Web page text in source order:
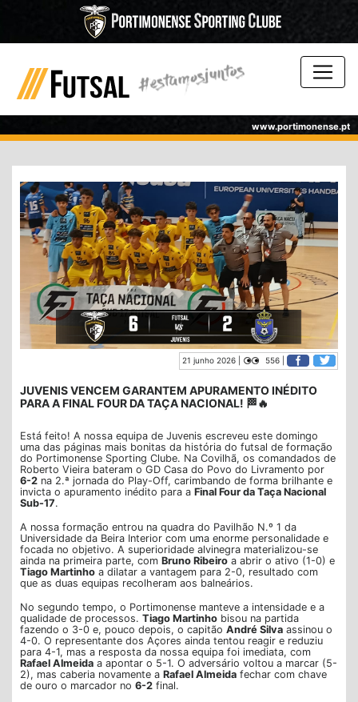
www.portimonense.pt
21 junho 2026 | 556 |
JUVENIS VENCEM GARANTEM APURAMENTO INÉDITO
PARA A FINAL FOUR DA TAÇA NACIONAL! 🏁🔥
Está feito! A nossa equipa de Juvenis escreveu este domingo
uma das páginas mais bonitas da história do futsal de formação
do Portimonense Sporting Clube. Na Covilhã, os comandados de
Roberto Vieira bateram o GD Casa do Povo do Livramento por
6-2 na 2.ª jornada do Play-Off, carimbando de forma brilhante e
invicta o apuramento inédito para a Final Four da Taça Nacional
Sub-17.
A nossa formação entrou na quadra do Pavilhão N.º 1 da
Universidade da Beira Interior com uma enorme personalidade e
focada no objetivo. A superioridade alvinegra materializou-se
ainda na primeira parte, com Bruno Ribeiro a abrir o ativo (1-0) e
Tiago Martinho a dilatar a vantagem para 2-0, resultado com
que as duas equipas recolheram aos balneários.
No segundo tempo, o Portimonense manteve a intensidade e a
qualidade de processos. Tiago Martinho bisou na partida
fazendo o 3-0 e, pouco depois, o capitão André Silva assinou o
4-0. O representante dos Açores ainda tentou reagir e reduziu
para 4-1, mas a resposta da nossa equipa foi imediata, com
Rafael Almeida a apontar o 5-1. O adversário voltou a marcar (5-
2), mas caberia novamente a Rafael Almeida fechar com chave
de ouro o marcador no 6-2 final.